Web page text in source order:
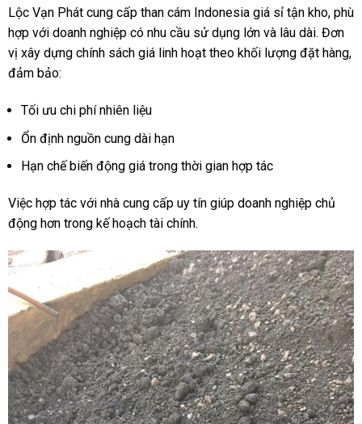
Lộc Vạn Phát cung cấp than cám Indonesia giá sỉ tận kho, phù
hợp với doanh nghiệp có nhu cầu sử dụng lớn và lâu dài. Đơn
vị xây dựng chính sách giá linh hoạt theo khối lượng đặt hàng,
đảm bảo:
Tối ưu chi phí nhiên liệu
Ổn định nguồn cung dài hạn
Hạn chế biến động giá trong thời gian hợp tác
Việc hợp tác với nhà cung cấp uy tín giúp doanh nghiệp chủ
động hơn trong kế hoạch tài chính.